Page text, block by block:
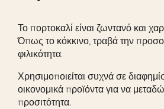
Το πορτοκαλί είναι ζωντανό και
Όπως το κόκκινο, τραβά την
φιλικότητα.
Χρησιμοποιείται συχνά σε
οικονομικά προϊόντα για να
προσιτότητα.